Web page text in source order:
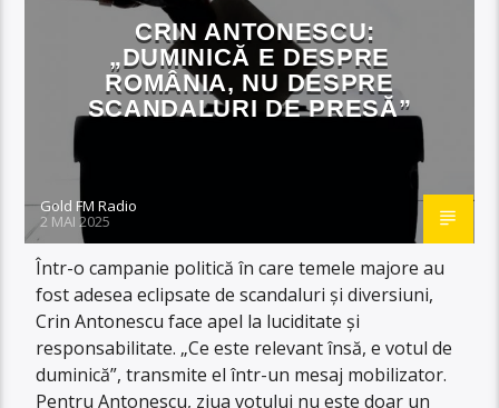
CRIN ANTONESCU:
„DUMINICĂ E DESPRE
ROMÂNIA, NU DESPRE
SCANDALURI DE PRESĂ”
Gold FM Radio
2 MAI 2025
Într-o campanie politică în care temele majore au
fost adesea eclipsate de scandaluri și diversiuni,
Crin Antonescu face apel la luciditate și
responsabilitate. „Ce este relevant însă, e votul de
duminică”, transmite el într-un mesaj mobilizator.
Pentru Antonescu, ziua votului nu este doar un